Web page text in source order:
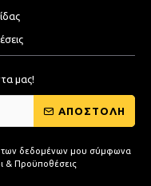
μας!
ΑΠΟΣΤΟΛΗ
δεδομένων μου σύμφωνα
& Προϋποθέσεις